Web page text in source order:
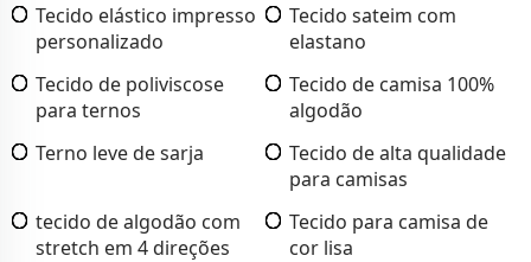
Tecido elástico impresso
personalizado
Tecido sateim com
elastano
Tecido de poliviscose
para ternos
Tecido de camisa 100%
algodão
Terno leve de sarja
Tecido de alta qualidade
para camisas
tecido de algodão com
stretch em 4 direções
Tecido para camisa de
cor lisa